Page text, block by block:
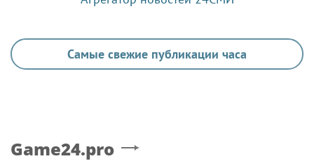
Самые свежие публикации часа
Game24.pro